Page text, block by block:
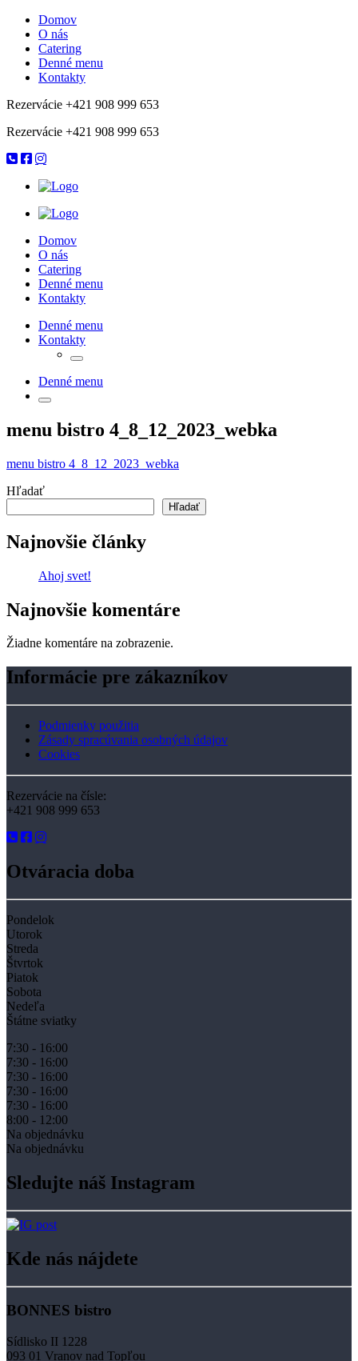
Domov
O nás
Catering
Denné menu
Kontakty
Rezervácie +421 908 999 653
Rezervácie +421 908 999 653
Domov
O nás
Catering
Denné menu
Kontakty
Denné menu
Kontakty
Denné menu
menu bistro 4_8_12_2023_webka
menu bistro 4_8_12_2023_webka
Hľadať
Hľadať
Najnovšie články
Ahoj svet!
Najnovšie komentáre
Žiadne komentáre na zobrazenie.
Informácie pre zákazníkov
Podmienky použitia
Zásady spracúvania osobných údajov
Cookies
Rezervácie na čísle:
+421 908 999 653
Otváracia doba
Pondelok
Utorok
Streda
Štvrtok
Piatok
Sobota
Nedeľa
Štátne sviatky
7:30 - 16:00
7:30 - 16:00
7:30 - 16:00
7:30 - 16:00
7:30 - 16:00
8:00 - 12:00
Na objednávku
Na objednávku
Sledujte náš Instagram
Kde nás nájdete
BONNES bistro
Sídlisko II 1228
093 01 Vranov nad Topľou